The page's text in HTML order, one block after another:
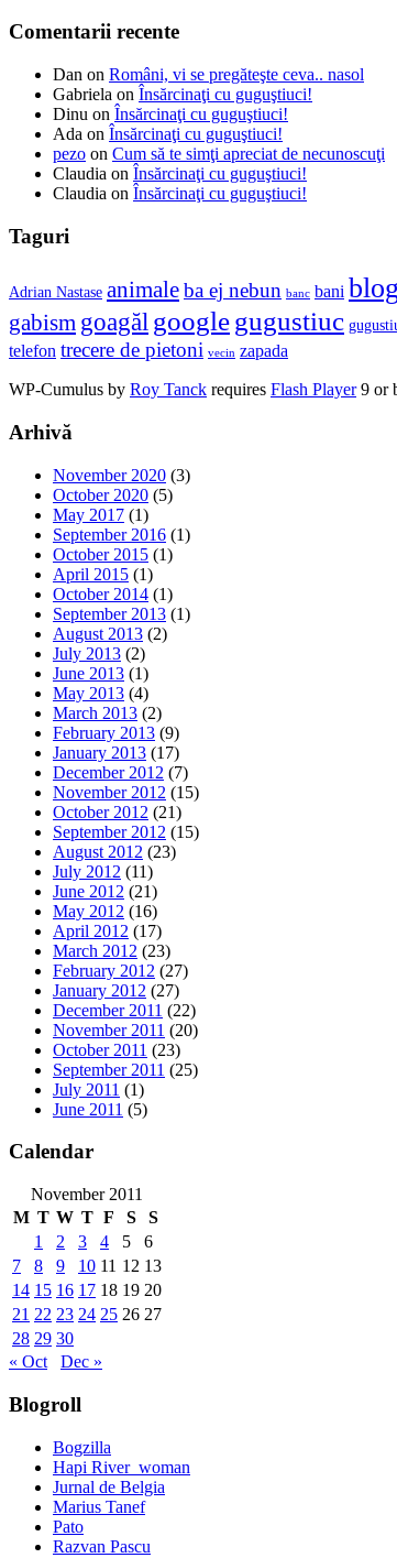
Comentarii recente
Dan on Români, vi se pregăteşte ceva.. nasol
Gabriela on Însărcinaţi cu guguştiuci!
Dinu on Însărcinaţi cu guguştiuci!
Ada on Însărcinaţi cu guguştiuci!
pezo on Cum să te simţi apreciat de necunoscuţi
Claudia on Însărcinaţi cu guguştiuci!
Claudia on Însărcinaţi cu guguştiuci!
Taguri
Adrian Nastase animaleba ej nebun banc bani blog
gabism goagăl googlegugustiuc
telefon trecere de pietoni vecin zapada
WP-Cumulus by Roy Tanck requires Flash Player9 or
Arhivă
November 2020 (3)
October 2020 (5)
May 2017 (1)
September 2016 (1)
October 2015 (1)
April 2015 (1)
October 2014 (1)
September 2013 (1)
August 2013 (2)
July 2013 (2)
June 2013 (1)
May 2013 (4)
March 2013 (2)
February 2013 (9)
January 2013 (17)
December 2012 (7)
November 2012 (15)
October 2012 (21)
September 2012 (15)
August 2012 (23)
July 2012 (11)
June 2012 (21)
May 2012 (16)
April 2012 (17)
March 2012 (23)
February 2012 (27)
January 2012 (27)
December 2011 (22)
November 2011 (20)
October 2011 (23)
September 2011 (25)
July 2011 (1)
June 2011 (5)
Calendar
November 2011
M T W T F S
S
1
2 3 4 5
6
7
8 9 10 11 12 13
14 15 16 17 18 19 20
21 22 23 24 25 26 27
28 29 30
« Oct
Dec »
Blogroll
Bogzilla
Hapi River_woman
Jurnal de Belgia
Marius Tanef
Pato
Razvan Pascu